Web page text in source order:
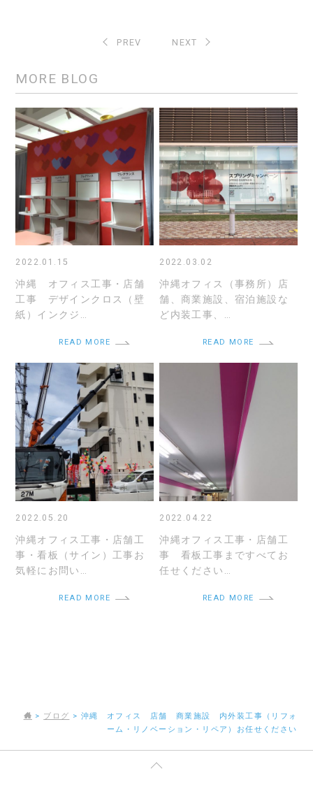
PREV NEXT
MORE BLOG
2022.01.15
沖縄 オフィス工事・店舗
工事 デザインクロス（壁
紙）インクジ…
READ MORE
2022.03.02
沖縄オフィス（事務所）店
舗、商業施設、宿泊施設な
ど内装工事、…
READ MORE
2022.05.20
沖縄オフィス工事・店舗工
事・看板（サイン）工事お
気軽にお問い…
READ MORE
2022.04.22
沖縄オフィス工事・店舗工
事 看板工事まですべてお
任せください…
READ MORE
> ブログ > 沖縄 オフィス 店舗 商業施設 内外装工事（リフォ
ーム・リノベーション・リペア）お任せください